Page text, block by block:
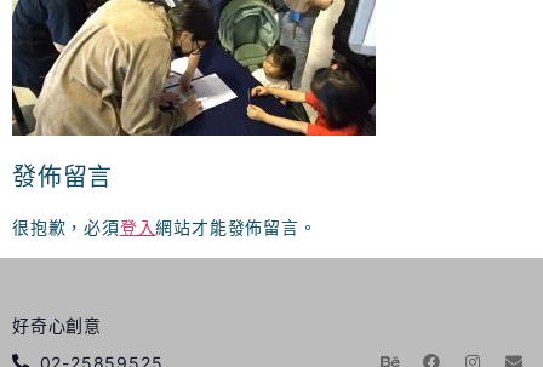
發佈留言
很抱歉，必須登入網站才能發佈留言。
好奇心創意
02-25859525